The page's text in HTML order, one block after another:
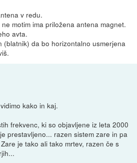
v redu.
motim ima priložena antena magnet.
avta.
(blatnik) da bo horizontalno usmerjena
kako in kaj.
frekvenc, ki so objavljene iz leta 2000
prestavljeno... razen sistem zare in pa
je tako ali tako mrtev, razen če s